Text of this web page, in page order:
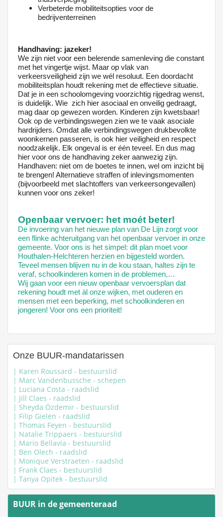
Verbeterde mobiliteitsopties voor de
bedrijventerreinen
Handhaving: jazeker!
We zijn niet voor een belerende samenleving die constant
met het vingertje wijst. Maar op vlak van
verkeersveiligheid zijn we wél resoluut. Een doordacht
mobiliteitsplan houdt rekening met de effectieve situatie.
Dat je in een schoolomgeving voorzichtig rijgedrag wenst,
is duidelijk. Wie zich hier asociaal en onveilig gedraagt,
mag daar op gewezen worden. Kinderen zijn kwetsbaar!
Ook op de verbindingswegen zien we te vaak asociale
hardrijders. Omdat alle verbindingswegen drukbevolkte
woonkernen passeren, is ook hier veiligheid en respect
noodzakelijk. Elk ongeval is er één teveel. En dus mag
hier voor ons de handhaving zeker aanwezig zijn.
Handhaven: niet om de boetes te innen, wel om inzicht bij
te brengen! Alternatieve straffen of inlevingsmomenten
(bijvoorbeeld met slachtoffers van verkeersongevallen)
kunnen voor ons zeker!
Openbaar vervoer: het moét beter!
De invoering van het nieuwe plan van De Lijn zorgt voor
een flinke achteruitgang van het openbaar vervoer in onze
gemeente. Voor ons is het simpel: dit plan moet voor
Houthalen-Helchteren herzien en bijgesteld worden.
Teveel mensen blijven nu in de kou staan, haltes zijn te
veraf, schoolkinderen komen in de problemen,…
Wij gaan voor een nieuw openbaar vervoersplan dat
rekening houdt met àl onze wijken, met ouderen en
mensen met een beperking, met schoolkinderen en
jongeren! Voor ons een prioriteit!
Onze BUUR-mandatarissen
| Karen Roussard - bestuurslid
| Marc Vandenbussche - schepen
| Luciana Costa - raadslid
| Jill Claes - raadslid
| Sheyda Özdemir - bestuurslid
| Filip Gielen - raadslid
| Thomas Feyen - bestuurslid
| Natalie Trippaers - bestuurslid
| Mario Bellavia - bestuurslid
| Ben Olech - raadslid
| Monique Verstraeten - raadslid
| Frank Claes - bestuurslid
| Tanya Opitek - bestuurslid
BUUR in de gemeenteraad